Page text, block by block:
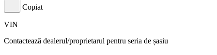
Copiat
VIN
Contactează dealerul/proprietarul pentru seria de șasiu